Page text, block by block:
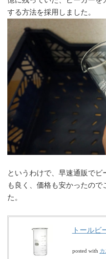
する方法を採用しました。
というわけで、早速通販で
も良く、価格も安かったの
た。
トール
posted with